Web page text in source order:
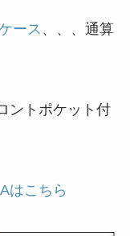
ース 、、、通算
ントポケット付
はこちら